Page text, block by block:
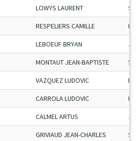
LOWYS LAURENT
RESPELIERS CAMILLE
LEBOEUF BRYAN
MONTAUT JEAN-BAPTISTE
VAZQUEZ LUDOVIC
CARROLA LUDOVIC
CALMEL ARTUS
GRIVIAUD JEAN-CHARLES